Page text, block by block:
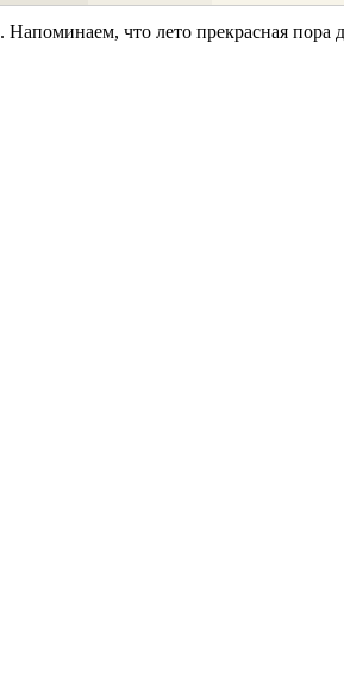
. Напоминаем, что лето прекрасная пора